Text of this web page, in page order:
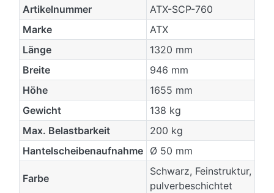
Artikelnummer
ATX-SCP-760
Marke
ATX
Länge
1320 mm
Breite
946 mm
Höhe
1655 mm
Gewicht
138 kg
Max. Belastbarkeit
200 kg
Hantelscheibenaufnahme
Ø 50 mm
Farbe
Schwarz, Feinstruktur,
pulverbeschichtet